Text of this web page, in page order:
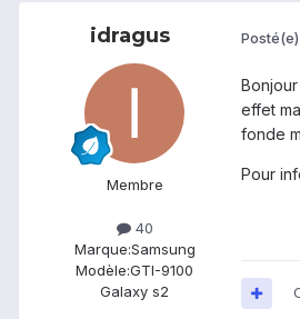
idragus
Membre
40
Marque:Samsung
Modèle:GTI-9100
Galaxy s2
Posté(e)
effet
fonde
Pour